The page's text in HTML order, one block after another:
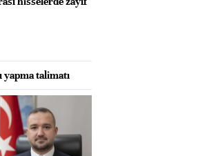
yapma talimatı